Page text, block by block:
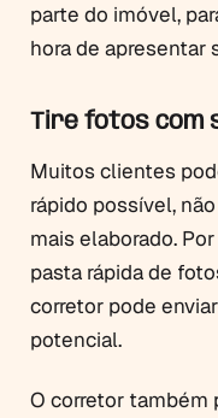
parte do imóvel,
hora de apresentar
Tire fotos com
Muitos clientes
rápido possível,
mais elaborado.
pasta rápida de
corretor pode
potencial.
O corretor